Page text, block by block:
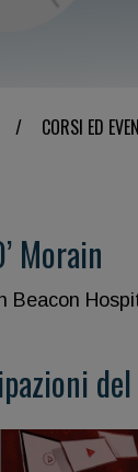
/ CORSI ED
Morain
Beacon